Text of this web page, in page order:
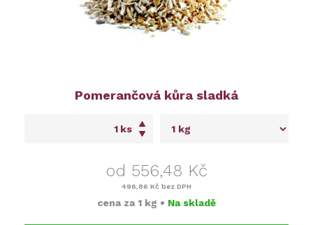
Pomerančová kůra sladká
ks
od 556,48 Kč
496,86 Kč bez DPH
cena za 1 kg • Na skladě